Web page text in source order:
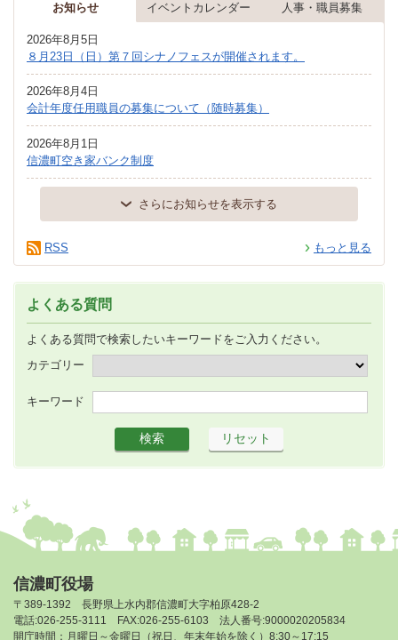
お知らせ イベントカレンダー 人事・職員募集
2026年8月5日
８月23日（日）第７回シナノフェスが開催されます。
2026年8月4日
会計年度任用職員の募集について（随時募集）
2026年8月1日
信濃町空き家バンク制度
さらにお知らせを表示する
もっと見る
RSS
よくある質問
よくある質問で検索したいキーワードをご入力ください。
カテゴリー
キーワード
信濃町役場
〒389-1392 長野県上水内郡信濃町大字柏原428-2
電話:026-255-3111 FAX:026-255-6103 法人番号:9000020205834
開庁時間：月曜日～金曜日（祝日、年末年始を除く）8:30～17:15